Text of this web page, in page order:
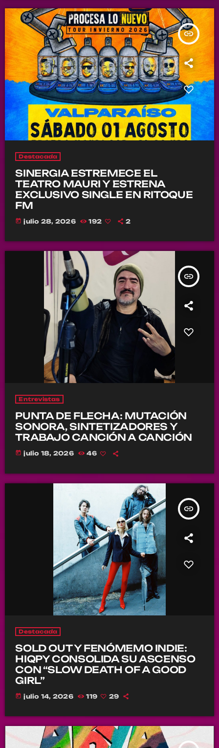
insert_link
Destacada
SINERGIA ESTREMECE EL
TEATRO MAURI Y ESTRENA
EXCLUSIVO SINGLE EN RITOQUE
FM
today julio 28, 2026 192 2
insert_link
Entrevistas
PUNTA DE FLECHA: MUTACIÓN
SONORA, SINTETIZADORES Y
TRABAJO CANCIÓN A CANCIÓN
today julio 18, 2026 46
insert_link
Destacada
SOLD OUT Y FENÓMEMO INDIE:
HIQPY CONSOLIDA SU ASCENSO
CON “SLOW DEATH OF A GOOD
GIRL”
today julio 14, 2026 119 29